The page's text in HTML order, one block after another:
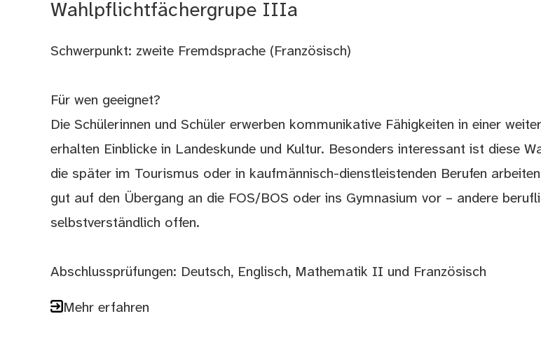
Wahlpflichtfächergrupe IIIa
Schwerpunkt: zweite Fremdsprache (Französisch)
Für wen geeignet?
Die Schülerinnen und Schüler erwerben kommunikative Fähigkeiten in einer
erhalten Einblicke in Landeskunde und Kultur. Besonders interessant ist diese
die später im Tourismus oder in kaufmännisch-dienstleistenden Berufen
gut auf den Übergang an die FOS/BOS oder ins Gymnasium vor – andere
selbstverständlich offen.
Abschlussprüfungen: Deutsch, Englisch, Mathematik II und Französisch
Mehr erfahren